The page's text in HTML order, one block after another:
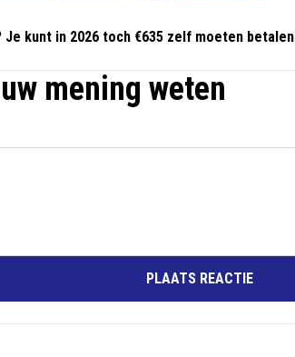
kunt in 2026 toch €635 zelf moeten betalen
mening weten
PLAATS REACTIE